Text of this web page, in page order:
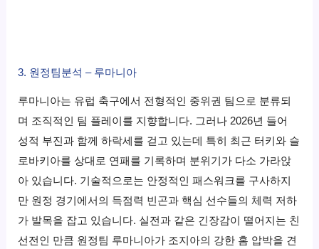
3. 원정팀분석 – 루마니아
루마니아는 유럽 축구에서 전형적인 중위권 팀으로 분류되
며 조직적인 팀 플레이를 지향합니다. 그러나 2026년 들어
성적 부진과 함께 하락세를 걷고 있는데 특히 최근 터키와 슬
로바키아를 상대로 연패를 기록하며 분위기가 다소 가라앉
아 있습니다. 기술적으로는 안정적인 패스워크를 구사하지
만 원정 경기에서의 득점력 빈곤과 핵심 선수들의 체력 저하
가 발목을 잡고 있습니다. 실전과 같은 긴장감이 떨어지는 친
선전인 만큼 원정팀 루마니아가 조지아의 강한 홈 압박을 견